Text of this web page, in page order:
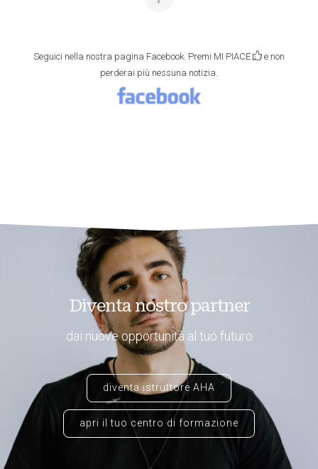
Seguici nella nostra pagina Facebook. Premi MI PIACE
e non
perderai più nessuna notizia.
Diventa nostro partner
dai nuove opportunità al tuo futuro
diventa istruttore AHA
apri il tuo centro di formazione